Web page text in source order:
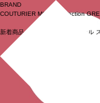
ログイン
BRAND
COUTURIER MOGA Collection
新着商品 (ライブ) セール